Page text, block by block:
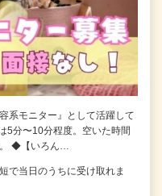
系モニター』として活躍して
5分〜10分程度。空いた時間
。 ◆【いろん…
当日のうちに受け取れま